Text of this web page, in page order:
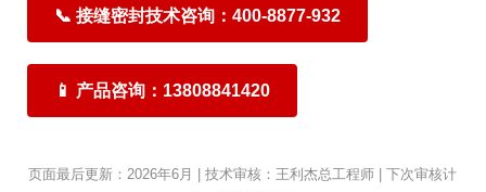
📞 接缝密封技术咨询：400-8877-932
📱 产品咨询：13808841420
页面最后更新：2026年6月 | 技术审核：王利杰总工程师 | 下次审核计